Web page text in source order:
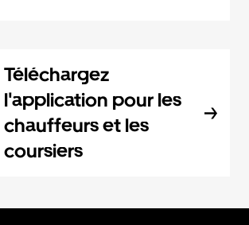
Téléchargez
l'application pour les
chauffeurs et les
coursiers